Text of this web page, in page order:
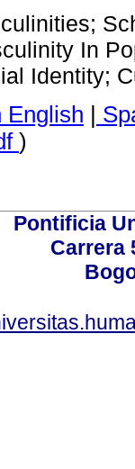
In
Identity;
English |
)
Pontificia
Carrera